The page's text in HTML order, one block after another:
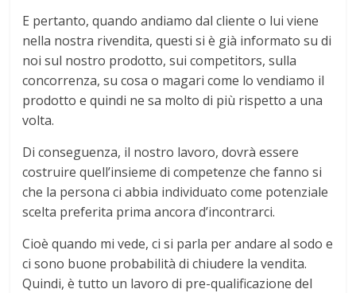
E pertanto, quando andiamo dal cliente o lui viene
nella nostra rivendita, questi si è già informato su di
noi sul nostro prodotto, sui competitors, sulla
concorrenza, su cosa o magari come lo vendiamo il
prodotto e quindi ne sa molto di più rispetto a una
volta.
Di conseguenza, il nostro lavoro, dovrà essere
costruire quell’insieme di competenze che fanno si
che la persona ci abbia individuato come potenziale
scelta preferita prima ancora d’incontrarci.
Cioè quando mi vede, ci si parla per andare al sodo e
ci sono buone probabilità di chiudere la vendita.
Quindi, è tutto un lavoro di pre-qualificazione del